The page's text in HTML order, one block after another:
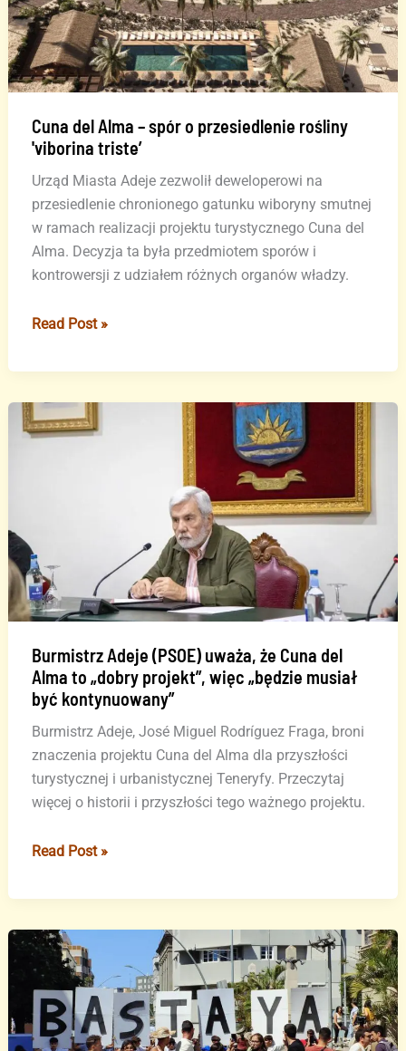
El
Puertito
Cuna del Alma – spór o przesiedlenie rośliny
'viborina triste’
Urząd Miasta Adeje zezwolił deweloperowi na
przesiedlenie chronionego gatunku wiboryny smutnej
w ramach realizacji projektu turystycznego Cuna del
Alma. Decyzja ta była przedmiotem sporów i
kontrowersji z udziałem różnych organów władzy.
Cuna
Alma
spór
o
Read Post »
Burmistrz Adeje (PSOE) uważa, że Cuna del
Alma to „dobry projekt”, więc „będzie musiał
być kontynuowany”
Burmistrz Adeje, José Miguel Rodríguez Fraga, broni
znaczenia projektu Cuna del Alma dla przyszłości
turystycznej i urbanistycznej Teneryfy. Przeczytaj
więcej o historii i przyszłości tego ważnego projektu.
Burmistrz
(PSOE)
że
Cuna
del
Alma
to
Read Post »